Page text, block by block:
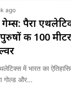
ago
पैरा
की 100
में भारत का
गोल्ड और…